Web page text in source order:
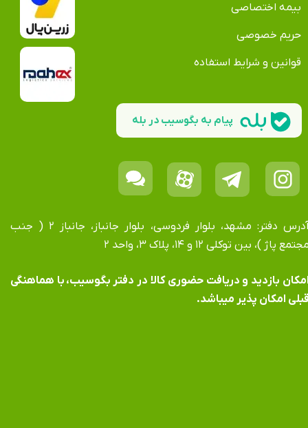
بیمه اختصاصی
حریم خصوصی
قوانین و شرایط استفاده
آدرس دفتر: مشهد، بلوار فردوسی، بلوار جانباز، جانباز ۲ ( جنب
پاژ )، بین توکلی ۱۲ و ۱۴، پلاک ۳، واحد ۲
بازدید و دریافت حضوری کالا در دفتر بگوسیب، با هماهنگی
امکان پذیر میباشد.
پیام به بگوسیب در بله